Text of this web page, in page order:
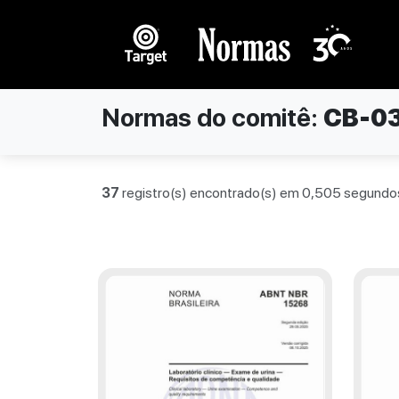
Normas do comitê: CB-
37 registro(s) encontrado(s) em 0,505